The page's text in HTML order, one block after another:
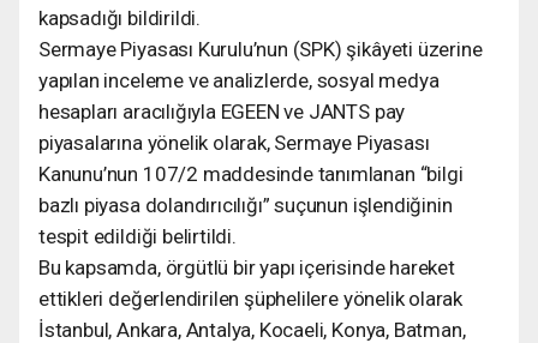
kapsadığı bildirildi.
Sermaye Piyasası Kurulu’nun (SPK) şikâyeti üzerine
yapılan inceleme ve analizlerde, sosyal medya
hesapları aracılığıyla EGEEN ve JANTS pay
piyasalarına yönelik olarak, Sermaye Piyasası
Kanunu’nun 107/2 maddesinde tanımlanan “bilgi
bazlı piyasa dolandırıcılığı” suçunun işlendiğinin
tespit edildiği belirtildi.
Bu kapsamda, örgütlü bir yapı içerisinde hareket
ettikleri değerlendirilen şüphelilere yönelik olarak
İstanbul, Ankara, Antalya, Kocaeli, Konya, Batman,